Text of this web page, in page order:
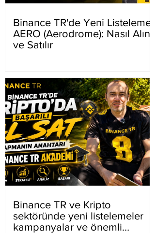
Binance TR'de Yeni Listeleme
AERO (Aerodrome): Nasıl Alınır
ve Satılır
Binance TR ve Kripto
sektöründe yeni listelemeler
kampanyalar ve önemli